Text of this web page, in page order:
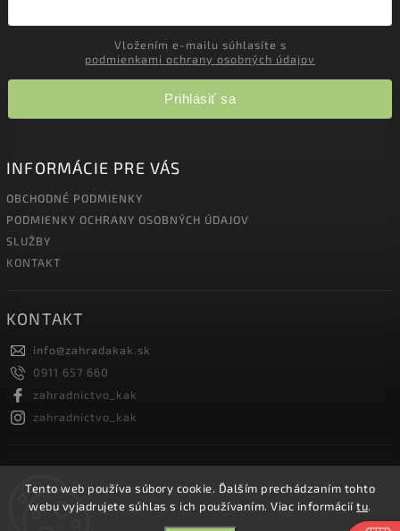
Tento web používa súbory cookie. Ďalším prechádzaním tohto
webu vyjadrujete súhlas s ich používaním. Viac informáciítu.
podmienkami ochrany osobných údajov
Prihlásiť sa
INFORMÁCIE PRE VÁS
OBCHODNÉ PODMIENKY
PODMIENKY OCHRANY OSOBNÝCH ÚDAJOV
SLUŽBY
KONTAKT
KONTAKT
info@zahradakak.sk
0911 657 660
zahradnictvo_kak
zahradnictvo_kak
FACEBOOK